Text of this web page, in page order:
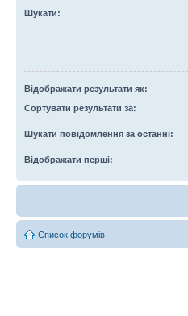
Шукати:
Відображати результати як:
Сортувати результати за:
Шукати повідомлення за останні:
Відображати перші:
Список форумів